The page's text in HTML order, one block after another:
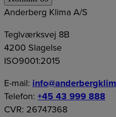
Anderberg Klima A/S
Teglværksvej 8B
4200 Slagelse
ISO9001:2015
E-mail:
Telefon: +45 43 999 888
CVR: 26747368